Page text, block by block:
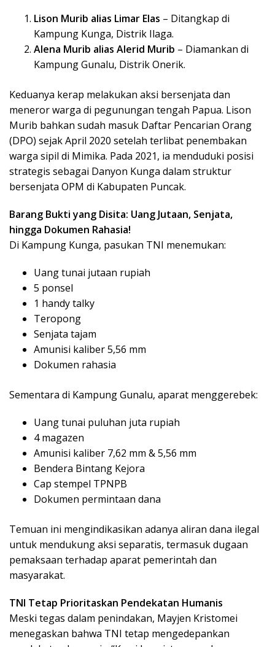
Lison Murib alias Limar Elas – Ditangkap di
Kampung Kunga, Distrik Ilaga.
Alena Murib alias Alerid Murib – Diamankan di
Kampung Gunalu, Distrik Onerik.
Keduanya kerap melakukan aksi bersenjata dan
meneror warga di pegunungan tengah Papua. Lison
Murib bahkan sudah masuk Daftar Pencarian Orang
(DPO) sejak April 2020 setelah terlibat penembakan
warga sipil di Mimika. Pada 2021, ia menduduki posisi
strategis sebagai Danyon Kunga dalam struktur
bersenjata OPM di Kabupaten Puncak.
Barang Bukti yang Disita: Uang Jutaan, Senjata,
hingga Dokumen Rahasia!
Di Kampung Kunga, pasukan TNI menemukan:
Uang tunai jutaan rupiah
5 ponsel
1 handy talky
Teropong
Senjata tajam
Amunisi kaliber 5,56 mm
Dokumen rahasia
Sementara di Kampung Gunalu, aparat menggerebek:
Uang tunai puluhan juta rupiah
4 magazen
Amunisi kaliber 7,62 mm & 5,56 mm
Bendera Bintang Kejora
Cap stempel TPNPB
Dokumen permintaan dana
Temuan ini mengindikasikan adanya aliran dana ilegal
untuk mendukung aksi separatis, termasuk dugaan
pemaksaan terhadap aparat pemerintah dan
masyarakat.
TNI Tetap Prioritaskan Pendekatan Humanis
Meski tegas dalam penindakan, Mayjen Kristomei
menegaskan bahwa TNI tetap mengedepankan